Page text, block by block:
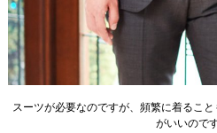
スーツが必要なのですが、頻繁に着るこ
がいいので